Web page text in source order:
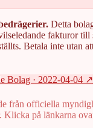
Detta
fakturor till
Betala inte utan
Bolag · 2022-04-04 ↗
från officiella
Klicka på länkarna